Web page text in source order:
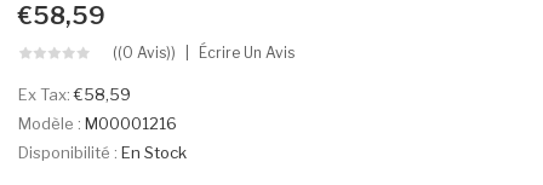
€58,59
((0 Avis)) Écrire Un Avis
Ex Tax:€58,59
Modèle : M00001216
Disponibilité : En Stock